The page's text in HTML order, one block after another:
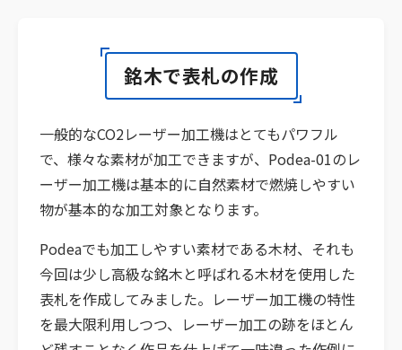
銘木で表札の作成
一般的なCO2レーザー加工機はとてもパワフル
で、様々な素材が加工できますが、Podea-01のレ
ーザー加工機は基本的に自然素材で燃焼しやすい
物が基本的な加工対象となります。
Podeaでも加工しやすい素材である木材、それも
今回は少し高級な銘木と呼ばれる木材を使用した
表札を作成してみました。レーザー加工機の特性
を最大限利用しつつ、レーザー加工の跡をほとん